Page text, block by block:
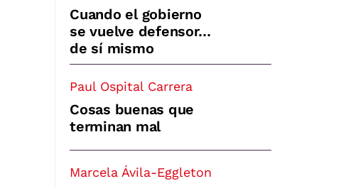
Cuando el gobierno
se vuelve defensor…
de sí mismo
Paul Ospital Carrera
Cosas buenas que
terminan mal
Marcela Ávila-Eggleton